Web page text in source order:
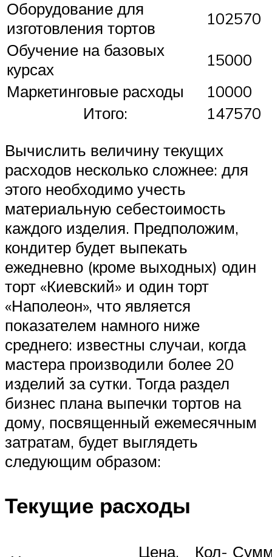
Оборудование для
изготовления тортов
102570
Обучение на базовых
курсах
15000
Маркетинговые расходы
10000
Итого:
147570
Вычислить величину текущих
расходов несколько сложнее: для
этого необходимо учесть
материальную себестоимость
каждого изделия. Предположим,
кондитер будет выпекать
ежедневно (кроме выходных) один
торт «Киевский» и один торт
«Наполеон», что является
показателем намного ниже
среднего: известны случаи, когда
мастера производили более 20
изделий за сутки. Тогда раздел
бизнес плана выпечки тортов на
дому, посвященный ежемесячным
затратам, будет выглядеть
следующим образом:
Текущие расходы
Цена,
Кол-